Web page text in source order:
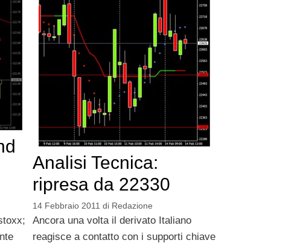
Analisi Tecnica:
ripresa da 22330
14 Febbraio 2011 di Redazione
Ancora una volta il derivato Italiano
reagisce a contatto con i supporti chiave